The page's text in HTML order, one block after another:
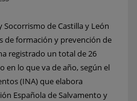
Socorrismo de Castilla y León
de formación y prevención de
registrado un total de 26
lo que va de año, según el
(INA) que elabora
Española de Salvamento y